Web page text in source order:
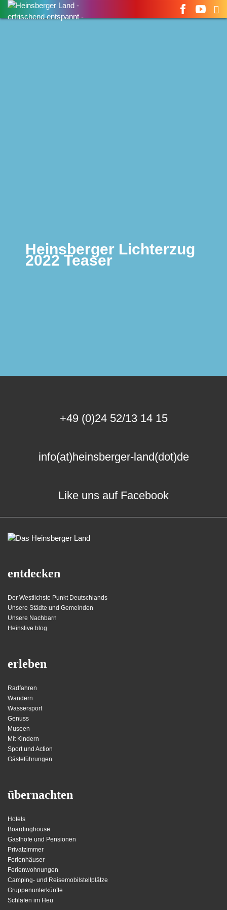
Suchen
nach:
Heinsberger Lichterzug
2022 Teaser
+49 (0)24 52/13 14 15
info(at)heinsberger-land(dot)de
Like uns auf Facebook
entdecken
Der Westlichste Punkt Deutschlands
Unsere Städte und Gemeinden
Unsere Nachbarn
Heinslive.blog
erleben
Radfahren
Wandern
Wassersport
Genuss
Museen
Mit Kindern
Sport und Action
Gästeführungen
übernachten
Hotels
Boardinghouse
Gasthöfe und Pensionen
Privatzimmer
Ferienhäuser
Ferienwohnungen
Camping- und Reisemobilstellplätze
Gruppenunterkünfte
Schlafen im Heu